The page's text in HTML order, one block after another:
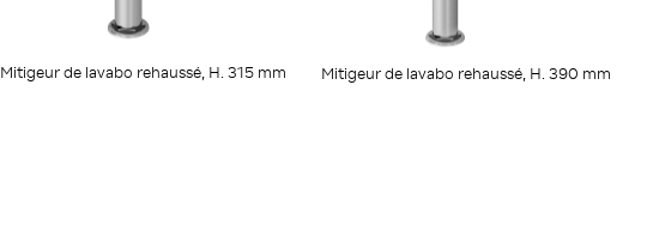
Mitigeur de lavabo rehaussé, H. 315 mm Mitigeur de lavabo rehaussé, H. 390 mm